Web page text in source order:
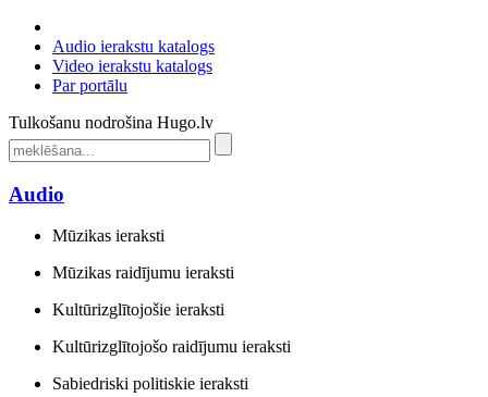
Audio ierakstu katalogs
Video ierakstu katalogs
Par portālu
Tulkošanu nodrošina Hugo.lv
Audio
Mūzikas ieraksti
Mūzikas raidījumu ieraksti
Kultūrizglītojošie ieraksti
Kultūrizglītojošo raidījumu ieraksti
Sabiedriski politiskie ieraksti